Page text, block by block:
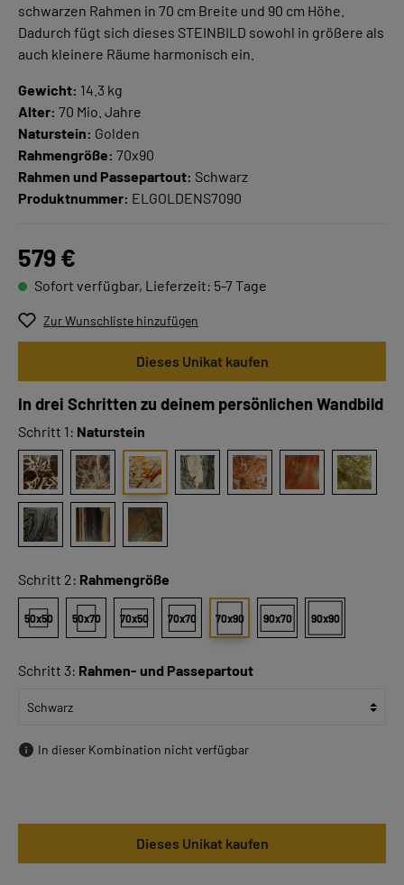
schwarzen Rahmen in 70 cm Breite und 90 cm Höhe.
Dadurch fügt sich dieses STEINBILD sowohl in größere als
auch kleinere Räume harmonisch ein.
Gewicht: 14.3 kg
Alter: 70 Mio. Jahre
Naturstein: Golden
Rahmengröße: 70x90
Rahmen und Passepartout: Schwarz
Produktnummer: ELGOLDENS7090
579 €
Sofort verfügbar, Lieferzeit: 5-7 Tage
Zur Wunschliste hinzufügen
Dieses Unikat kaufen
In drei Schritten zu deinem persönlichen Wandbild
Schritt 1: Naturstein
Schritt 2: Rahmengröße
50x50 50x70 70x50 70x70 70x90 90x70 90x90
Schritt 3: Rahmen- und Passepartout
In dieser Kombination nicht verfügbar
Dieses Unikat kaufen